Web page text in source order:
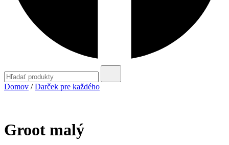
for:
Domov /Darček pre každého
Groot malý